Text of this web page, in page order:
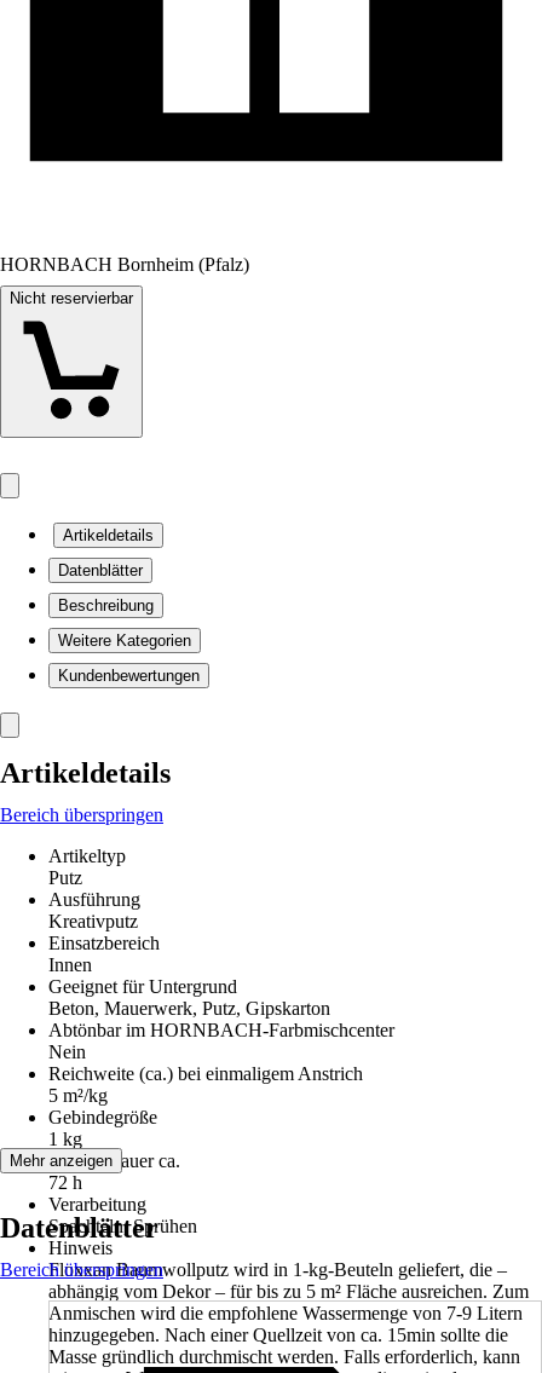
HORNBACH Bornheim (Pfalz)
Nicht reservierbar
Artikeldetails
Datenblätter
Beschreibung
Weitere Kategorien
Kundenbewertungen
Artikeldetails
Bereich überspringen
Artikeltyp
Putz
Ausführung
Kreativputz
Einsatzbereich
Innen
Geeignet für Untergrund
Beton, Mauerwerk, Putz, Gipskarton
Abtönbar im HORNBACH-Farbmischcenter
Nein
Reichweite (ca.) bei einmaligem Anstrich
5 m²/kg
Gebindegröße
1 kg
Trockendauer ca.
72 h
Verarbeitung
Spachteln, Sprühen
Hinweis
Floxxan Baumwollputz wird in 1-kg-Beuteln geliefert, die –
abhängig vom Dekor – für bis zu 5 m² Fläche ausreichen. Zum
Anmischen wird die empfohlene Wassermenge von 7-9 Litern
hinzugegeben. Nach einer Quellzeit von ca. 15min sollte die
Masse gründlich durchmischt werden. Falls erforderlich, kann
Mehr anzeigen
Datenblätter
Bereich überspringen